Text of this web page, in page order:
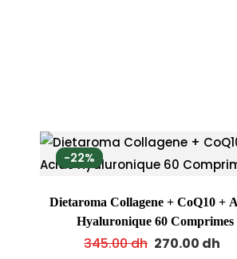
-22%
Dietaroma Collagene + CoQ10 +
Hyaluronique 60 Comprimes
345.00dh 270.00 dh